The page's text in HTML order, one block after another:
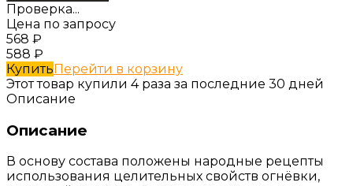
Проверка...
Цена по запросу
568 ₽
588 ₽
КупитьПерейти в корзину
Этот товар купили 4 раза за последние 30 дней
Описание
Описание
В основу состава положены народные рецепты
использования целительных свойств огнёвки,